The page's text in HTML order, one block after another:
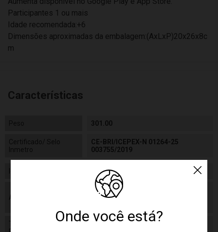
Onde você está?
Participantes 1 ou mais
Idade recomendada:+6
Dimensões aproximadas da embalagem:(AxLxP)20x26x8c
m
Características
301.00
Certificado/ Selo
Inmetro
CE-BRI/ICEPEX-N 01264-25
003755/2019
Aviso
As cores podem variar entre as imagens
mostradas acima e o produto. Imagens
Tamanho